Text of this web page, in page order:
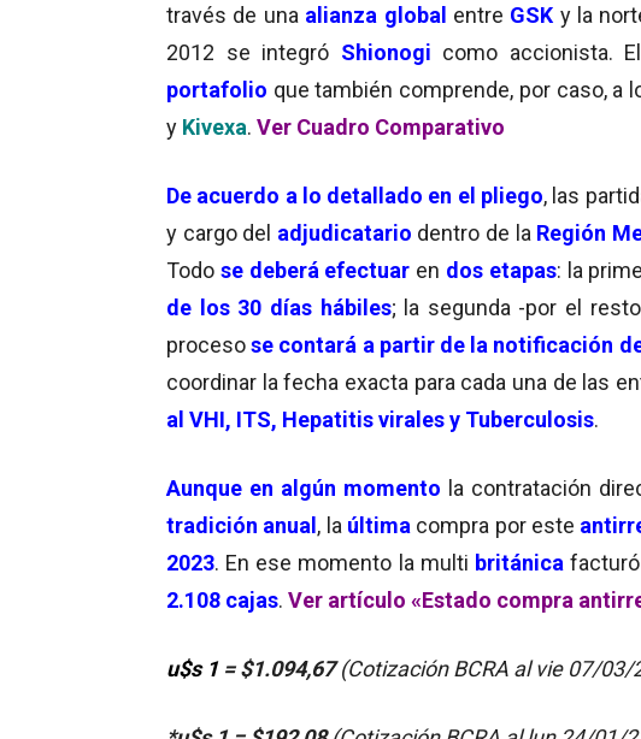
través de una alianza global entre GSK y la
2012 se integró Shionogi como accionista. El
portafolio que también comprende, por caso, a
y Kivexa. Ver Cuadro Comparativo
De acuerdo a lo detallado en el pliego, las
y cargo del adjudicatario dentro de la Región
Todo se deberá efectuar en dos etapas: la
de los 30 días hábiles; la segunda -por el
procesose contará a partir de la notificación
coordinar la fecha exacta para cada una de las
al VHI, ITS, Hepatitis virales y Tuberculosis.
Aunque en algún momento la contratación
tradición anual, la última compra por este
2023. En ese momento la multi británica facturó
2.108 cajas. Ver artículo «Estado compra
u$s 1 = $1.094,67(Cotización BCRA al vie 07/03/